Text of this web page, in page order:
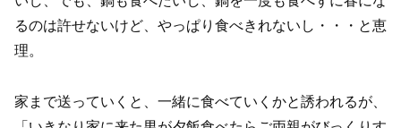
るのは許せないけど、やっぱり食べきれないし・・・と恵
理。
家まで送っていくと、一緒に食べていくかと誘われるが、